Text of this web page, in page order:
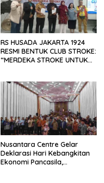
RS HUSADA JAKARTA 1924
RESMI BENTUK CLUB STROKE:
“MERDEKA STROKE UNTUK
Nusantara Centre Gelar
Deklarasi Hari Kebangkitan
Ekonomi Pancasila,